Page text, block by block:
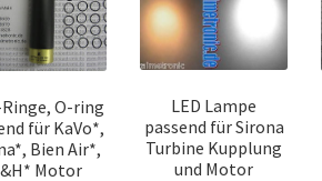
O-ring
für KaVo*,
Bien Air*,
Motor
LED Lampe
passend für Sirona
Turbine Kupplung
und Motor